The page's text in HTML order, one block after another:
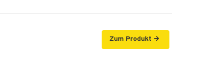
Zum Produkt